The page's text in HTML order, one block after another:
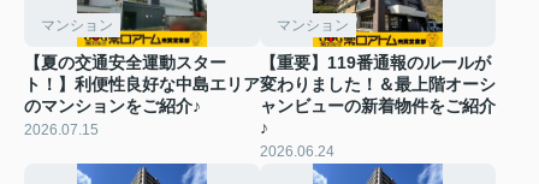
マンション
【夏の交通安全運動スター
ト！】利便性良好な中島エリア
のマンションをご紹介♪
2026.07.15
マンション
【重要】119番通報のルールが
変わりました！＆最上階オーシ
ャンビューの新着物件をご紹介
♪
2026.06.24